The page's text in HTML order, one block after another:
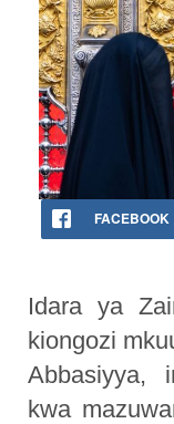
FACEBOOK
Idara ya
kiongozi
Abbasiyya,
kwa